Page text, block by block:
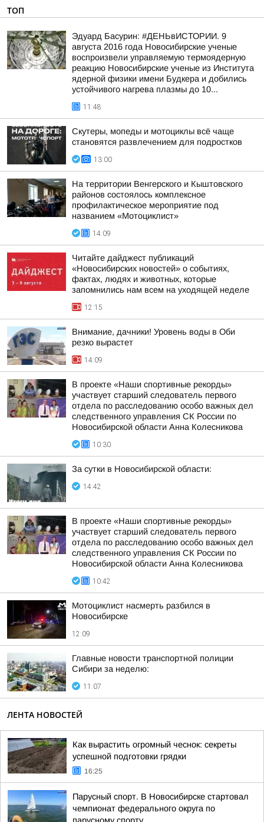
ТОП
Эдуард Басурин: #ДЕНЬвИСТОРИИ. 9
августа 2016 года Новосибирские ученые
воспроизвели управляемую термоядерную
реакцию Новосибирские ученые из Института
ядерной физики имени Будкера и добились
устойчивого нагрева плазмы до 10...
11:48
Скутеры, мопеды и мотоциклы всё чаще
становятся развлечением для подростков
13:00
На территории Венгерского и Кыштовского
районов состоялось комплексное
профилактическое мероприятие под
названием «Мотоциклист»
14:09
Читайте дайджест публикаций
«Новосибирских новостей» о событиях,
фактах, людях и животных, которые
запомнились нам всем на уходящей неделе
12:15
Внимание, дачники! Уровень воды в Оби
резко вырастет
14:09
В проекте «Наши спортивные рекорды»
участвует старший следователь первого
отдела по расследованию особо важных дел
следственного управления СК России по
Новосибирской области Анна Колесникова
10:30
За сутки в Новосибирской области:
14:42
В проекте «Наши спортивные рекорды»
участвует старший следователь первого
отдела по расследованию особо важных дел
следственного управления СК России по
Новосибирской области Анна Колесникова
10:42
Мотоциклист насмерть разбился в
Новосибирске
12:09
Главные новости транспортной полиции
Сибири за неделю:
11:07
ЛЕНТА НОВОСТЕЙ
Как вырастить огромный чеснок: секреты
успешной подготовки грядки
16:25
Парусный спорт. В Новосибирске стартовал
чемпионат федерального округа по